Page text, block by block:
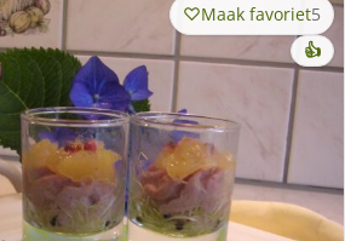
Maak favoriet5
👍